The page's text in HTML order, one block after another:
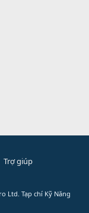
Trợ giúp
Ltd. Tạp chí Kỹ Năng